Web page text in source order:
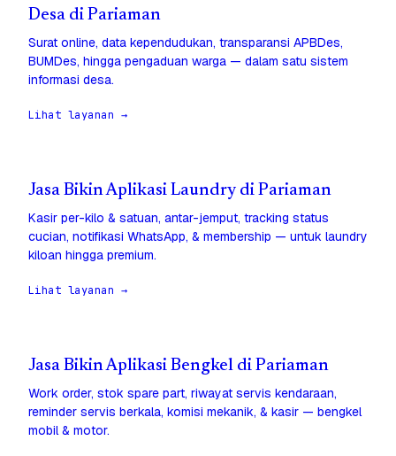
Desa di Pariaman
Surat online, data kependudukan, transparansi APBDes,
BUMDes, hingga pengaduan warga — dalam satu sistem
informasi desa.
Lihat layanan →
Jasa Bikin Aplikasi Laundry di Pariaman
Kasir per-kilo & satuan, antar-jemput, tracking status
cucian, notifikasi WhatsApp, & membership — untuk laundry
kiloan hingga premium.
Lihat layanan →
Jasa Bikin Aplikasi Bengkel di Pariaman
Work order, stok spare part, riwayat servis kendaraan,
reminder servis berkala, komisi mekanik, & kasir — bengkel
mobil & motor.